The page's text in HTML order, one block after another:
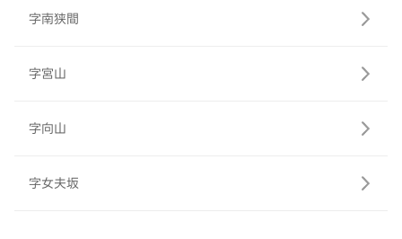
字南狭間
字宮山
字向山
字女夫坂